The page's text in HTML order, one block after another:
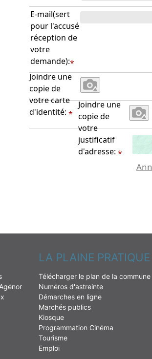
E-mail(sert
pour l'accusé
réception de
votre
demande):*
Joindre une
copie de
votre carte
d'identité:*
Joindre une
copie de
votre
justificatif
d'adresse:*
LA PLAINE PRATIQUE
Télécharger le plan de la commune
Numéros d'astreinte
Démarches en ligne
Marchés publics
Kiosque
Programmation Cinéma
Tourisme
Emploi